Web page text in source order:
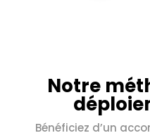
Notre
Bénéficiez d’un